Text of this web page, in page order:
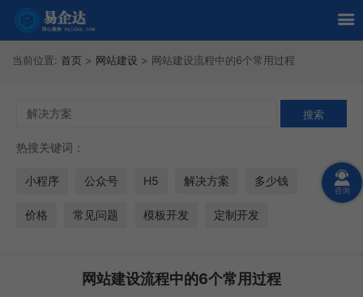
当前位置: 首页 > 网站建设 > 网站建设流程中的6个常用过程
热搜关键词：
小程序 公众号 H5 解决方案 多少钱
价格 常见问题 模板开发 定制开发
网站建设流程中的6个常用过程